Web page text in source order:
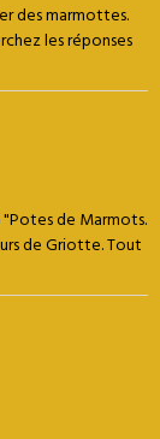
des marmottes.
les réponses
de Marmots.
de Griotte. Tout